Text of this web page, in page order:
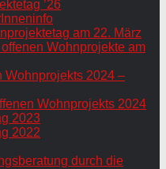
’26
am 22. März
Wohnprojekte am
Wohnprojekts 2024 –
Wohnprojekts 2024
2023
2022
durch die